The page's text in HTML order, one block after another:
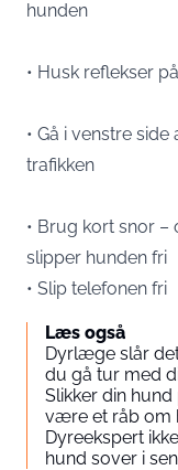
hunden
• Husk reflekser
• Gå i venstre
trafikken
• Brug kort snor
slipper hunden fri
• Slip telefonen fri
Læs også
Dyrlæge slår
du gå tur med
Slikker din
være et råb
Dyreekspert
hund sover i